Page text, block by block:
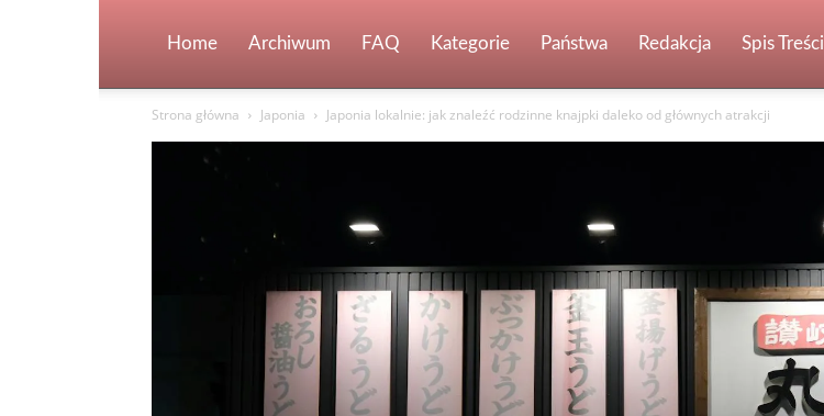
Home Archiwum FAQ Kategorie Państwa Redakcja Spis Treści
Strona główna Japonia Japonia lokalnie: jak znaleźć rodzinne knajpki daleko od głównych atrakcji